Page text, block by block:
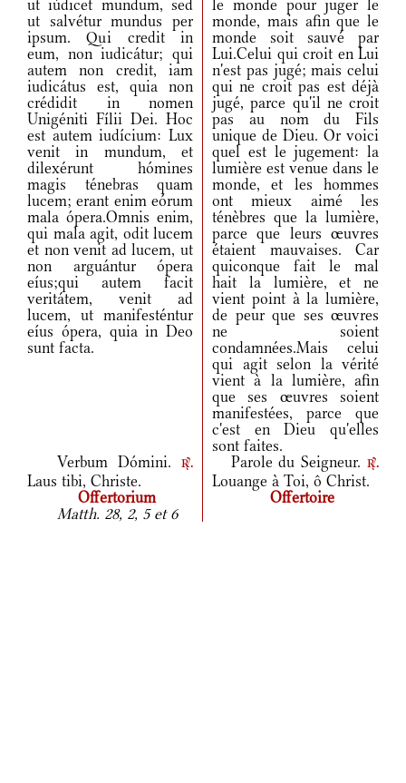
ut iúdicet mundum, sed
ut salvétur mundus per
ipsum. Qui credit in
eum, non iudicátur; qui
autem non credit, iam
iudicátus est, quia non
crédidit in nomen
Unigéniti Fílii Dei. Hoc
est autem iudícium: Lux
venit in mundum, et
dilexérunt hómines
magis ténebras quam
lucem; erant enim eórum
mala ópera.Omnis enim,
qui mala agit, odit lucem
et non venit ad lucem, ut
non arguántur ópera
eíus;qui autem facit
veritátem, venit ad
lucem, ut manifesténtur
eíus ópera, quia in Deo
sunt facta.
le monde pour juger le
monde, mais afin que le
monde soit sauvé par
Lui.Celui qui croit en Lui
n'est pas jugé; mais celui
qui ne croit pas est déjà
jugé, parce qu'il ne croit
pas au nom du Fils
unique de Dieu. Or voici
quel est le jugement: la
lumière est venue dans le
monde, et les hommes
ont mieux aimé les
ténèbres que la lumière,
parce que leurs œuvres
étaient mauvaises. Car
quiconque fait le mal
hait la lumière, et ne
vient point à la lumière,
de peur que ses œuvres
ne soient
condamnées.Mais celui
qui agit selon la vérité
vient à la lumière, afin
que ses œuvres soient
manifestées, parce que
c'est en Dieu qu'elles
sont faites.
Verbum Dómini.
r.
Laus tibi, Christe.
Parole du Seigneur. r.
Louange à Toi, ô Christ.
Offertorium
Offertoire
Matth. 28, 2, 5 et 6